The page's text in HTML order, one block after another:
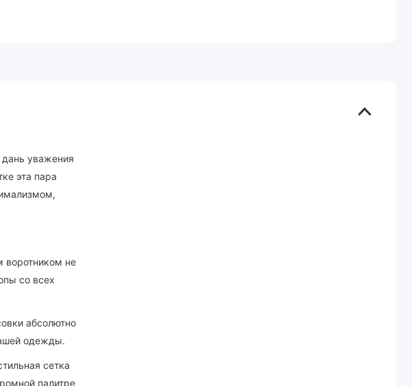
уважения
эта пара
не
со всех
абсолютно
одежды.
сетка
палитре